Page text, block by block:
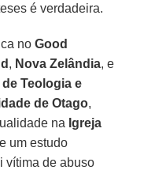
é verdadeira.
noGood
, Nova Zelândia, e
Teologia e
de Otago,
na Igreja
um estudo
vítima de abuso